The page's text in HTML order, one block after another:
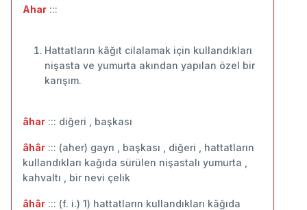
Ahar :::
Hattatların kâğıt cilalamak için kullandıkları
nişasta ve yumurta akından yapılan özel bir
karışım.
âhar ::: diğeri , başkası
âhâr ::: (aher) gayrı , başkası , diğeri , hattatların
kullandıkları kağıda sürülen nişastalı yumurta ,
kahvaltı , bir nevi çelik
âhâr ::: (f. i.) 1) hattatların kullandıkları kâğıda